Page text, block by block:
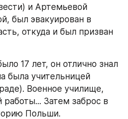
и Артемьевой
был эвакуирован в
откуда и был призван
17 лет, он отлично знал
была учительницей
Военное училище,
Затем заброс в
Польши.